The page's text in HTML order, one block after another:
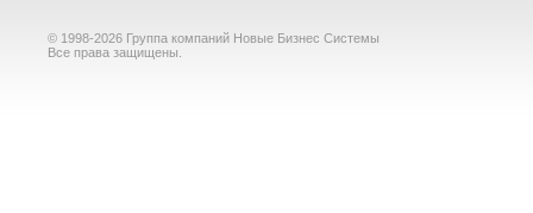
© 1998-2026 Группа компаний Новые Бизнес Системы
Все права защищены.